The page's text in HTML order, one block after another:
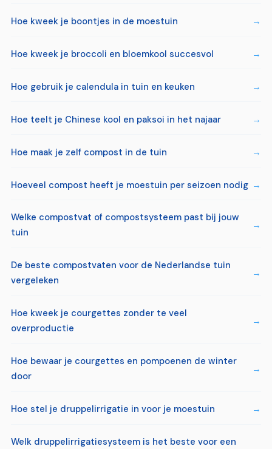
Hoe kweek je boontjes in de moestuin
Hoe kweek je broccoli en bloemkool succesvol
Hoe gebruik je calendula in tuin en keuken
Hoe teelt je Chinese kool en paksoi in het najaar
Hoe maak je zelf compost in de tuin
Hoeveel compost heeft je moestuin per seizoen nodig
Welke compostvat of compostsysteem past bij jouw
tuin
De beste compostvaten voor de Nederlandse tuin
vergeleken
Hoe kweek je courgettes zonder te veel
overproductie
Hoe bewaar je courgettes en pompoenen de winter
door
Hoe stel je druppelirrigatie in voor je moestuin
Welk druppelirrigatiesysteem is het beste voor een